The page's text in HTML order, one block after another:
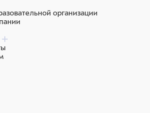
(отдушка) (0,1-1%),
плацентарный протеин (<0,1%),
поликватерниум-7 (0,1-1%),
(0,1-1%), метилхлоизотиазолинон
(0,001%), C.I. 47005
(0,001%), C.I. 19140 (<0,001%), C.I.
28440 (<0,001%) C.I. 73015
кислота (0,1-1%), бензил
лимонен.
организации